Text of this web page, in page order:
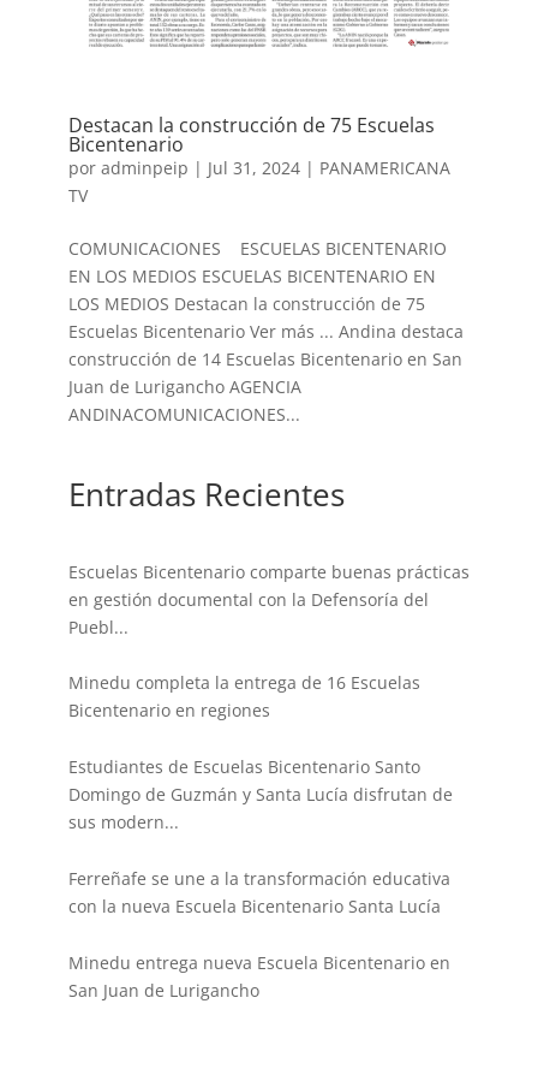
Destacan la construcción de 75 Escuelas
Bicentenario
por adminpeip | Jul 31, 2024| PANAMERICANA
TV
COMUNICACIONES ESCUELAS BICENTENARIO
EN LOS MEDIOS ESCUELAS BICENTENARIO EN
LOS MEDIOS Destacan la construcción de 75
Escuelas Bicentenario Ver más ... Andina destaca
construcción de 14 Escuelas Bicentenario en San
Juan de Lurigancho AGENCIA
ANDINACOMUNICACIONES...
Entradas Recientes
Escuelas Bicentenario comparte buenas prácticas
en gestión documental con la Defensoría del
Puebl...
Minedu completa la entrega de 16 Escuelas
Bicentenario en regiones
Estudiantes de Escuelas Bicentenario Santo
Domingo de Guzmán y Santa Lucía disfrutan de
sus modern...
Ferreñafe se une a la transformación educativa
con la nueva Escuela Bicentenario Santa Lucía
Minedu entrega nueva Escuela Bicentenario en
San Juan de Lurigancho